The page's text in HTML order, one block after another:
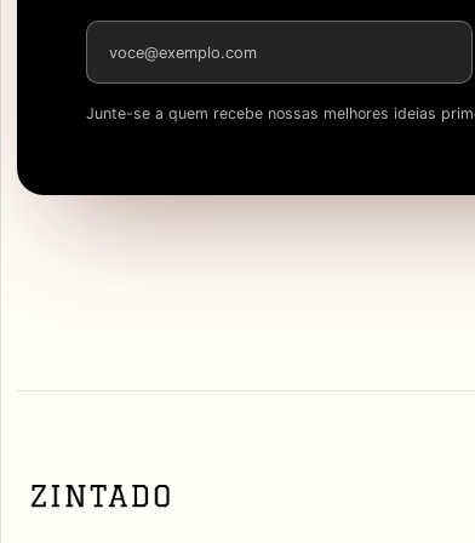
Endereço de e-mail
Junte-se a quem recebe nossas melhores ideias